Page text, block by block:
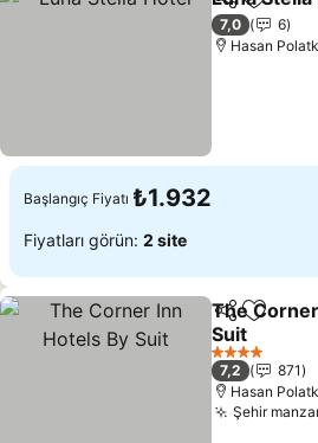
Paylaş
7,0
6
Hasan
Başlangıç Fiyatı ₺1.932
Fiyatları görün: 2 site
Paylaş
The
Suit
4 Yıldız
7,2
871
Hasan
Şehir